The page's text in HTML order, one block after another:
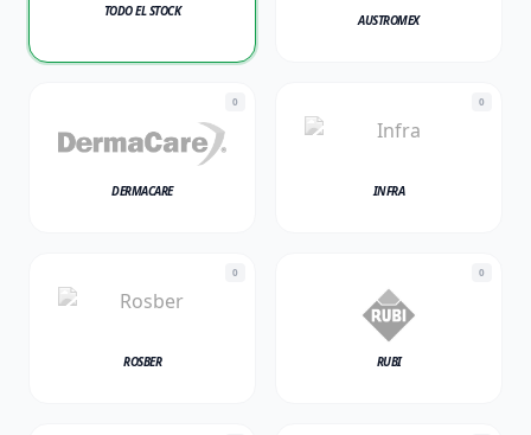
TODO EL STOCK
AUSTROMEX
DERMACARE
0
INFRA
0
ROSBER
0
RUBI
0